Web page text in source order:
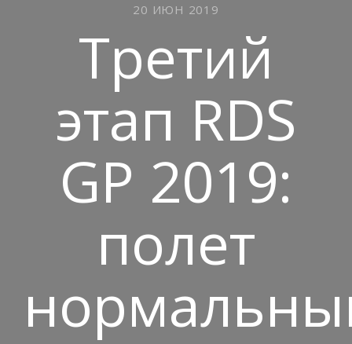
20 ИЮН 2019
Третий
этап RDS
GP 2019:
полет